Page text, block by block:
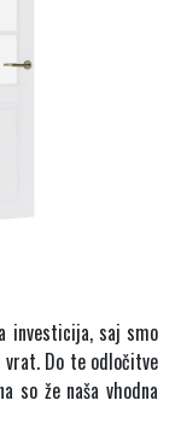
investicija, saj smo
vrat. Do te odločitve
so že naša vhodna